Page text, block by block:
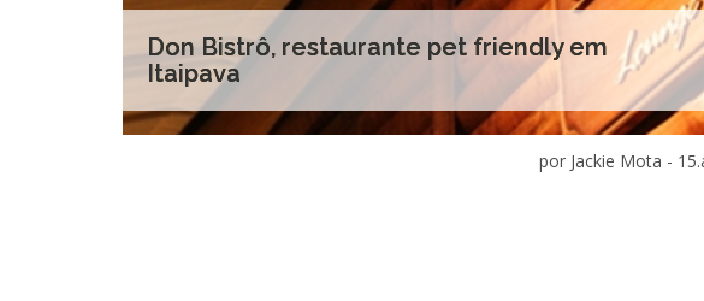
Don Bistrô, restaurante pet friendly em
Itaipava
por Jackie Mota -